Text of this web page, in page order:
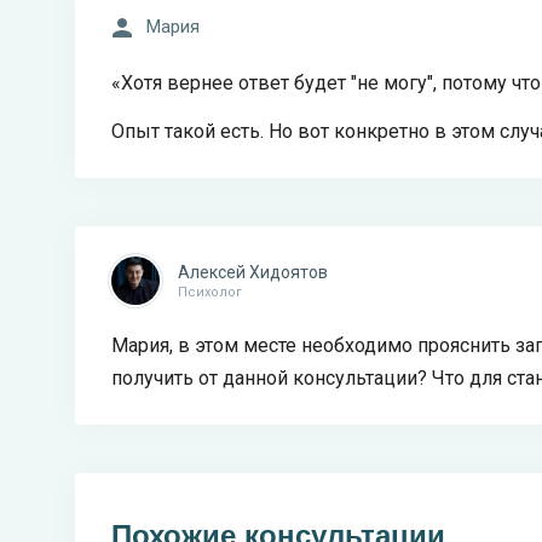
Мария
«Хотя вернее ответ будет "не могу", потому
Опыт такой есть. Но вот конкретно в этом
Алексей Хидоятов
Психолог
Мария, в этом месте необходимо прояснить
получить от данной консультации? Что для
Похожие консультации